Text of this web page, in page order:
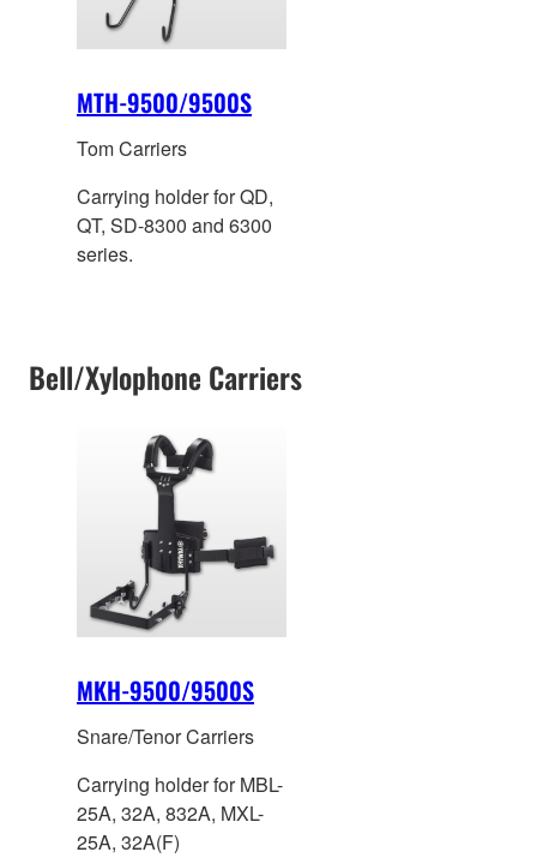
MTH-9500/9500S
Tom Carriers
Carrying holder for QD,
QT, SD-8300 and 6300
series.
Bell/Xylophone Carriers
MKH-9500/9500S
Snare/Tenor Carriers
Carrying holder for MBL-
25A, 32A, 832A, MXL-
25A, 32A(F)